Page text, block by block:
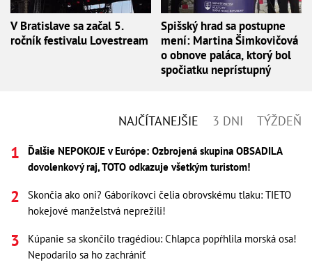
V Bratislave sa začal 5.
ročník festivalu Lovestream
Spišský hrad sa postupne
mení: Martina Šimkovičová
o obnove paláca, ktorý bol
spočiatku neprístupný
NAJČÍTANEJŠIE 3 DNI TÝŽDEŇ
Ďalšie NEPOKOJE v Európe: Ozbrojená skupina OBSADILA
dovolenkový raj, TOTO odkazuje všetkým turistom!
Skončia ako oni? Gáboríkovci čelia obrovskému tlaku: TIETO
hokejové manželstvá neprežili!
Kúpanie sa skončilo tragédiou: Chlapca popŕhlila morská osa!
Nepodarilo sa ho zachrániť